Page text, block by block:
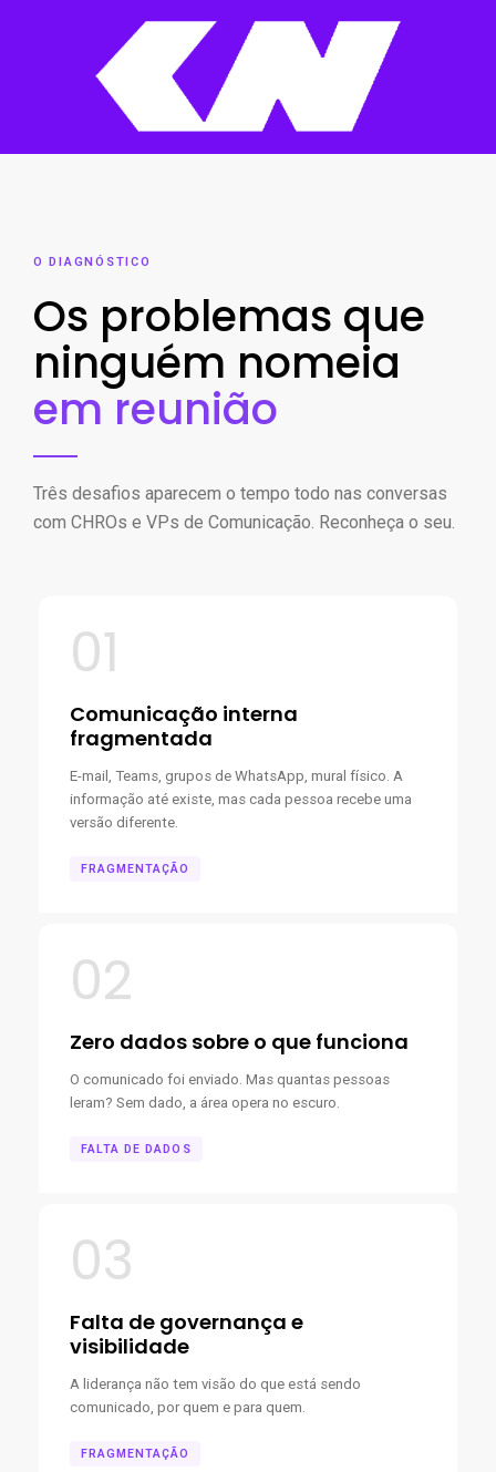
O DIAGNÓSTICO
Os problemas que
ninguém nomeia
em reunião
Três desafios aparecem o tempo todo nas conversas
com CHROs e VPs de Comunicação. Reconheça o seu.
01
Comunicação interna
fragmentada
E-mail, Teams, grupos de WhatsApp, mural físico. A
informação até existe, mas cada pessoa recebe uma
versão diferente.
FRAGMENTAÇÃO
02
Zero dados sobre o que funciona
O comunicado foi enviado. Mas quantas pessoas
leram? Sem dado, a área opera no escuro.
FALTA DE DADOS
03
Falta de governança e
visibilidade
A liderança não tem visão do que está sendo
comunicado, por quem e para quem.
FRAGMENTAÇÃO